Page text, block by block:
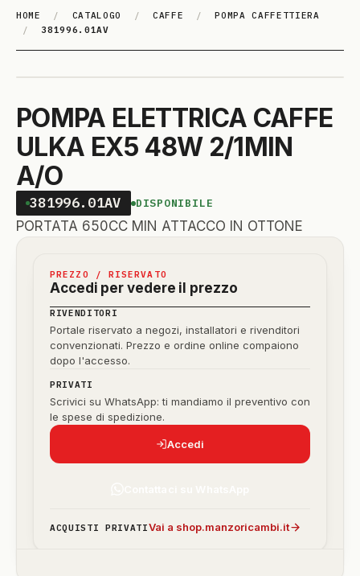
HOME / CATALOGO / CAFFE /
POMPA CAFFETTIERA
/
381996.01AV
POMPA ELETTRICA CAFFE
ULKA EX5 48W 2/1MIN
A/O
381996.01AV DISPONIBILE
PORTATA 650CC MIN ATTACCO IN OTTONE
PREZZO / RISERVATO
Accedi per vedere il prezzo
RIVENDITORI
Portale riservato a negozi, installatori e rivenditori
convenzionati. Prezzo e ordine online compaiono
dopo l'accesso.
PRIVATI
Scrivici su WhatsApp: ti mandiamo il preventivo con
le spese di spedizione.
Accedi
ACQUISTI PRIVATIVai a shop.manzoricambi.it